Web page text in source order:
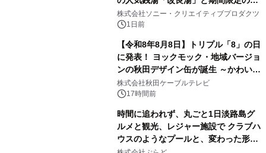
ラボレーション サウナイキタイコラ
ボグッズも発売決定！
株式会社ソニー・クリエイティブプロダクツ
1日前
【令和8年8月8日】トリプル「8」の日
に発表！ ヨックモック・地域バージョ
ンの秋田デザイン缶が誕生 ～かわいい
秋田犬の子犬と秋田の四季と名所を巡
るパッケージ～ 9月1日(火)秋田県内で
株式会社秋田ケーブルテレビ
17時間前
時間に追われず、丸ごと1日淡路島グ
ルメと観光、レジャー施設で クラブハ
ウスのようなプールと、変わった形の